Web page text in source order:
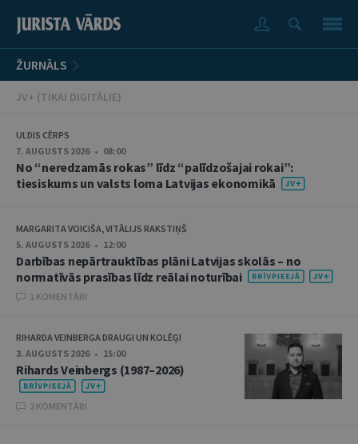
ŽURNĀLS
JV+ (TIKAI DIGITĀLIE)
ULDIS CĒRPS
7. AUGUSTS 2026 • 08:00
No “neredzamās rokas” līdz “palīdzošajai rokai”:
tiesiskums un valsts loma Latvijas ekonomikā
MARGARITA VOICIŠA, VITĀLIJS RAKSTIŅŠ
5. AUGUSTS 2026 • 12:00
Darbības nepārtrauktības plāni Latvijas skolās – no
normatīvās prasības līdz reālai noturībai
1 KOMENTĀRI
RIHARDA VEINBERGA DRAUGI UN KOLĒĢI
3. AUGUSTS 2026 • 15:00
Rihards Veinbergs (1987–2026)
2 KOMENTĀRI